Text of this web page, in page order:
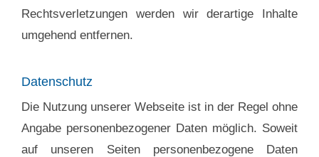
Rechtsverletzungen werden wir derartige Inhalte
umgehend entfernen.
Datenschutz
Die Nutzung unserer Webseite ist in der Regel ohne
Angabe personenbezogener Daten möglich. Soweit
auf unseren Seiten personenbezogene Daten